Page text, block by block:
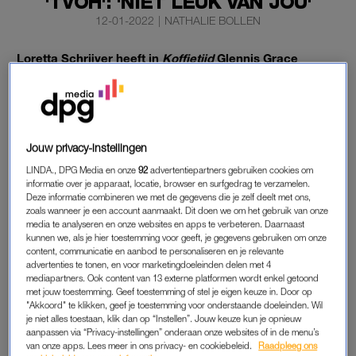
12-01-2022 | NATHALIE BOLLEN
Loretta Schrijver heeft in KoffietijdGlennis Grace
aangesproken op haar manier van kritiek geven bij
Voice Of Holland(TVOH).
De kersverse coach
volgens haar alle kanten op ging, “maar niet op een goede
manier”. Op een gegeven moment stopte Grace zelfs haar
vingers in haar oren.
LORETTA SCHRIJVER
Voor Loretta ging dat een tikkeltje te ver. “Dat vond ik van jou
niet zo leuk”, zegt ze doelend op de vingers in de oren. Ze
noemt daarnaast nog een ander voorbeeld van Ali B die één
van de kandidaten na afloop van de auditie spottend
imiteerde. “Dat vind ik niet leuk. Het is al moeilijk genoeg.”
Jouw privacy-instellingen
LINDA., DPG Media en onze92 advertentiepartners gebruiken cookies om
informatie over je apparaat, locatie, browser en surfgedrag te verzamelen.
Deze informatie combineren we met de gegevens die je zelf deelt met ons,
zoals wanneer je een account aanmaakt. Dit doen we om het gebruik van onze
media te analyseren en onze websites en apps te verbeteren. Daarnaast
kunnen we, als je hier toestemming voor geeft, je gegevens gebruiken om onze
content, communicatie en aanbod te personaliseren en je relevante
advertenties te tonen, en voor marketingdoeleinden delen met 4
mediapartners. Ook content van 13 externe platformen wordt enkel getoond
met jouw toestemming. Geef toestemming of stel je eigen keuze in. Door op
"Akkoord" te klikken, geef je toestemming voor onderstaande doeleinden. Wil
je niet alles toestaan, klik dan op “Instellen”. Jouw keuze kun je opnieuw
aanpassen via “Privacy-instellingen” onderaan onze websites of in de menu’s
van onze apps. Lees meer in ons privacy- en cookiebeleid.
Raadpleeg ons